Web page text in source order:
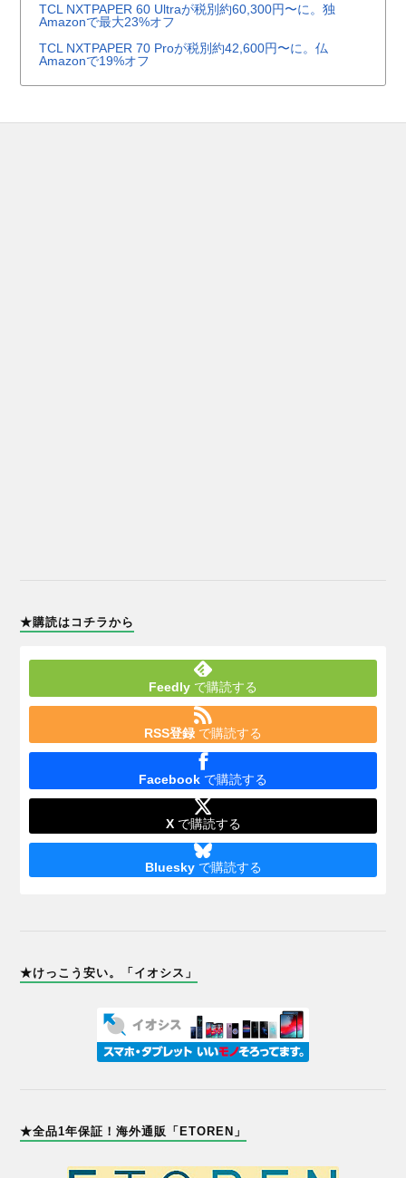
TCL NXTPAPER 60 Ultraが税別約60,300円〜に。独
Amazonで最大23%オフ
TCL NXTPAPER 70 Proが税別約42,600円〜に。仏
Amazonで19%オフ
★購読はコチラから
Feedly で購読する
RSS登録 で購読する
Facebook で購読する
Xで購読する
Blueskyで購読する
★けっこう安い。「イオシス」
★全品1年保証！海外通販「ETOREN」